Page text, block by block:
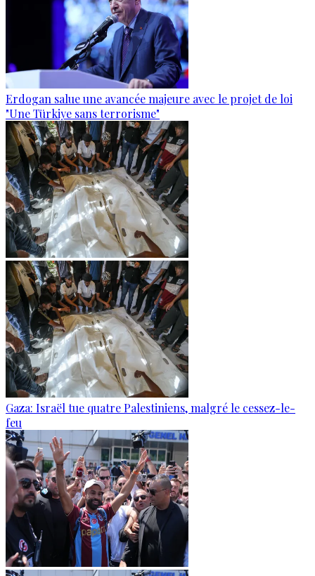
Erdogan salue une avancée majeure avec le projet de loi
"Une Türkiye sans terrorisme"
Gaza: Israël tue quatre Palestiniens, malgré le cessez-le-
feu